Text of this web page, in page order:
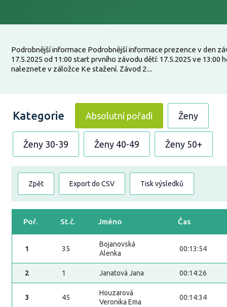
Podrobnější informace Podrobnější informace prezence v den
17.5.2025 od 11:00 start prvního závodu dětí: 17.5.2025 ve 13:00
naleznete v záložce Ke stažení. Závod 2....
Kategorie Absolutní pořadí Ženy
Ženy 30-39 Ženy 40-49 Ženy 50+
Zpět Export do CSV Tisk výsledků
Poř. St.č. Jméno Čas
1 35
Bojanovská
Alenka
00:13:54
2 1 Janatová Jana 00:14:26
3 45
Houzarová
Veronika Ema
00:14:34